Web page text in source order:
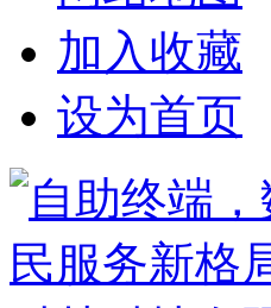
加入收藏
设为首页